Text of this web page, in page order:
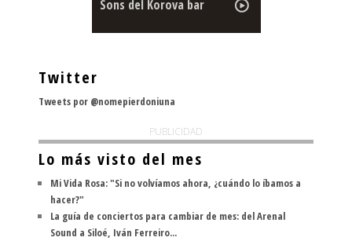
Sons del Korova bar
Twitter
Tweets por @nomepierdoniuna
PUBLICIDAD
Lo más visto del mes
Mi Vida Rosa: "Si no volvíamos ahora, ¿cuándo lo íbamos a
hacer?"
La guía de conciertos para cambiar de mes: del Arenal
Sound a Siloé, Iván Ferreiro...